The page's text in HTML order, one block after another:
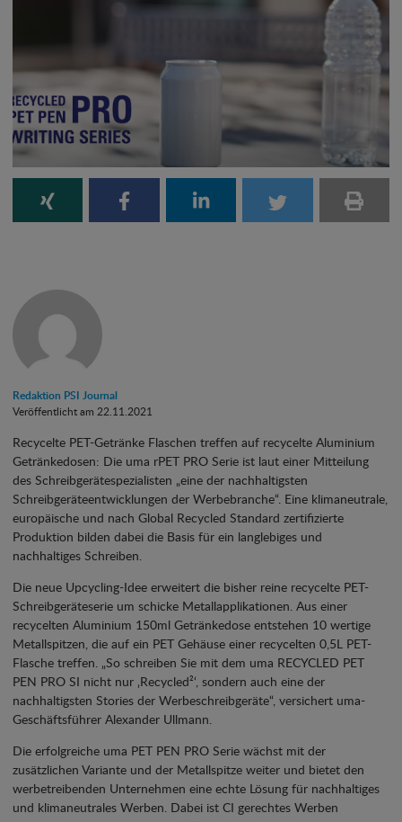
Redaktion PSI Journal
Veröffentlicht am 22.11.2021
Recycelte PET-Getränke Flaschen treffen auf recycelte Aluminium
Getränkedosen: Die uma rPET PRO Serie ist laut einer Mitteilung
des Schreibgerätespezialisten „eine der nachhaltigsten
Schreibgeräteentwicklungen der Werbebranche“. Eine klimaneutrale,
europäische und nach Global Recycled Standard zertifizierte
Produktion bilden dabei die Basis für ein langlebiges und
nachhaltiges Schreiben.
Die neue Upcycling-Idee erweitert die bisher reine recycelte PET-
Schreibgeräteserie um schicke Metallapplikationen. Aus einer
recycelten Aluminium 150ml Getränkedose entstehen 10 wertige
Metallspitzen, die auf ein PET Gehäuse einer recycelten 0,5L PET-
Flasche treffen. „So schreiben Sie mit dem uma RECYCLED PET
PEN PRO SI nicht nur ‚Recycled²‘, sondern auch eine der
nachhaltigsten Stories der Werbeschreibgeräte“, versichert uma-
Geschäftsführer Alexander Ullmann.
Die erfolgreiche uma PET PEN PRO Serie wächst mit der
zusätzlichen Variante und der Metallspitze weiter und bietet den
werbetreibenden Unternehmen eine echte Lösung für nachhaltiges
und klimaneutrales Werben. Dabei ist CI gerechtes Werben